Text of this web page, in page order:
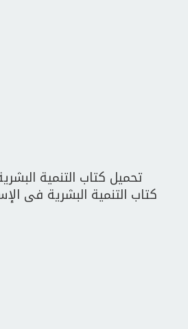
تحميل كتاب التنمية
كتاب التنمية البشرية فى